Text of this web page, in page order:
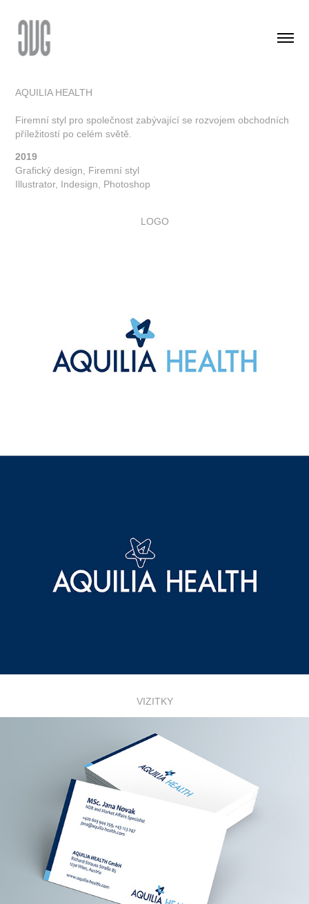
AQUILIA HEALTH
Firemní styl pro společnost zabývající se rozvojem obchodních
příležitostí po celém světě.
2019
Grafický design, Firemní styl
Illustrator, Indesign, Photoshop
LOGO
VIZITKY